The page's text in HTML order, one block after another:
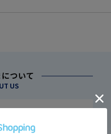
ついて
US
基づく
現